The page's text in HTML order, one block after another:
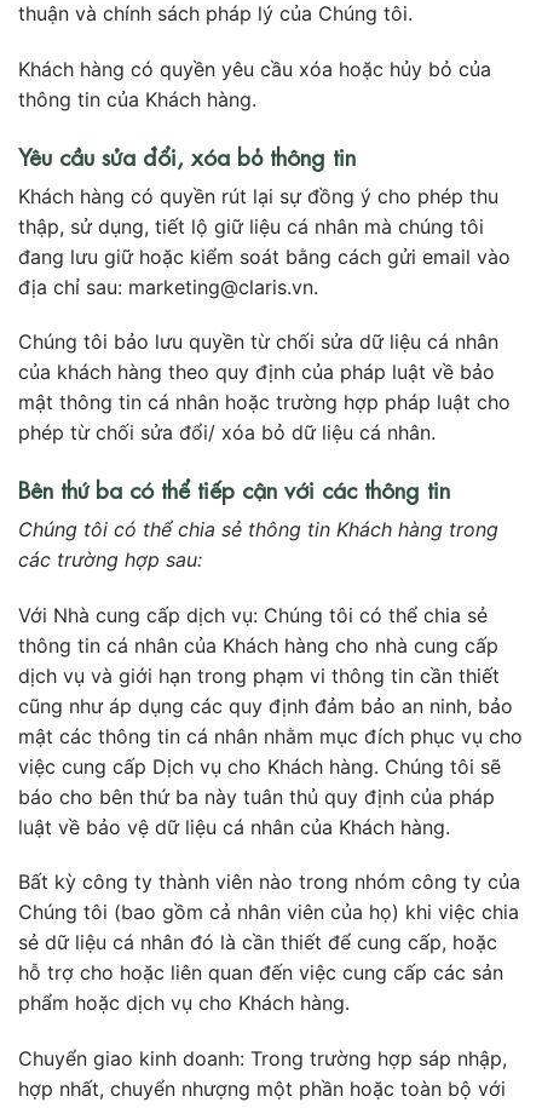
thuận và chính sách pháp lý của Chúng tôi.
Khách hàng có quyền yêu cầu xóa hoặc hủy bỏ của
thông tin của Khách hàng.
Yêu cầu sửa đổi, xóa bỏ thông tin
Khách hàng có quyền rút lại sự đồng ý cho phép thu
thập, sử dụng, tiết lộ giữ liệu cá nhân mà chúng tôi
đang lưu giữ hoặc kiểm soát bằng cách gửi email vào
địa chỉ sau: marketing@claris.vn.
Chúng tôi bảo lưu quyền từ chối sửa dữ liệu cá nhân
của khách hàng theo quy định của pháp luật về bảo
mật thông tin cá nhân hoặc trường hợp pháp luật cho
phép từ chối sửa đổi/ xóa bỏ dữ liệu cá nhân.
Bên thứ ba có thể tiếp cận với các thông tin
Chúng tôi có thể chia sẻ thông tin Khách hàng trong
các trường hợp sau:
Với Nhà cung cấp dịch vụ: Chúng tôi có thể chia sẻ
thông tin cá nhân của Khách hàng cho nhà cung cấp
dịch vụ và giới hạn trong phạm vi thông tin cần thiết
cũng như áp dụng các quy định đảm bảo an ninh, bảo
mật các thông tin cá nhân nhằm mục đích phục vụ cho
việc cung cấp Dịch vụ cho Khách hàng. Chúng tôi sẽ
báo cho bên thứ ba này tuân thủ quy định của pháp
luật về bảo vệ dữ liệu cá nhân của Khách hàng.
Bất kỳ công ty thành viên nào trong nhóm công ty của
Chúng tôi (bao gồm cả nhân viên của họ) khi việc chia
sẻ dữ liệu cá nhân đó là cần thiết để cung cấp, hoặc
hỗ trợ cho hoặc liên quan đến việc cung cấp các sản
phẩm hoặc dịch vụ cho Khách hàng.
Chuyển giao kinh doanh: Trong trường hợp sáp nhập,
hợp nhất, chuyển nhượng một phần hoặc toàn bộ với